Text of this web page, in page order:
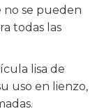
no se pueden
todas las
lisa de
uso en lienzo,